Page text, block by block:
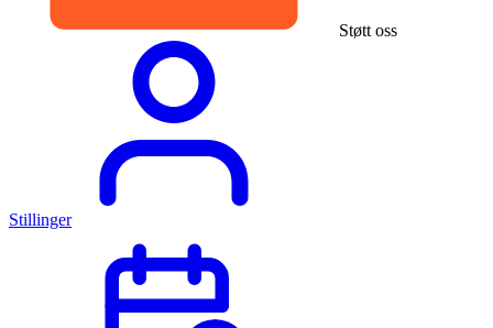
Støtt oss
Stillinger